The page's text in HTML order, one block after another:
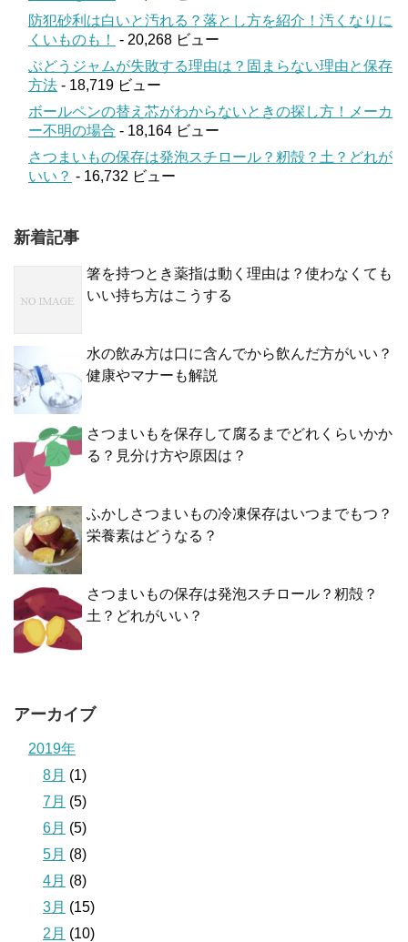
防犯砂利は白いと汚れる？落とし方を紹介！汚くなりに
くいものも！
- 20,268 ビュー
ぶどうジャムが失敗する理由は？固まらない理由と保存
方法 - 18,719 ビュー
ボールペンの替え芯がわからないときの探し方！メーカ
ー不明の場合 - 18,164 ビュー
さつまいもの保存は発泡スチロール？籾殻？土？どれが
いい？ - 16,732 ビュー
新着記事
箸を持つとき薬指は動く理由は？使わなくても
いい持ち方はこうする
水の飲み方は口に含んでから飲んだ方がいい？
健康やマナーも解説
さつまいもを保存して腐るまでどれくらいかか
る？見分け方や原因は？
ふかしさつまいもの冷凍保存はいつまでもつ？
栄養素はどうなる？
さつまいもの保存は発泡スチロール？籾殻？
土？どれがいい？
アーカイブ
2019年
8月 (1)
7月 (5)
6月 (5)
5月 (8)
4月 (8)
3月 (15)
2月 (10)